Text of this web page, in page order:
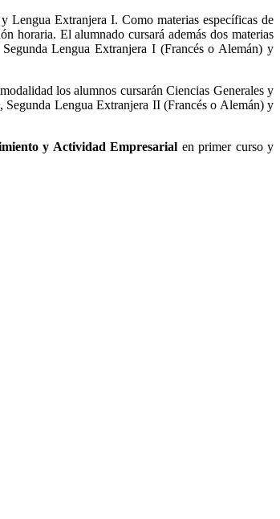
Lengua Extranjera I. Como materias específicas de
horaria. El alumnado cursará además dos materias
Lengua Extranjera I (Francés o Alemán) y
los alumnos cursarán Ciencias Generales y
Segunda Lengua Extranjera II (Francés o Alemán) y
y Actividad Empresarial en primer curso y